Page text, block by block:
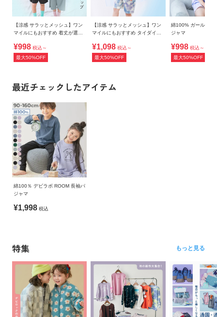
素材・サイズ等の品質に違いはございません。
・ご使用のパソコンやブラウザの環境により、実際の色とは
多少異なる場合がございます。
【涼感 サラッとメッシュ】ワン
マイルにもおすすめ 着丈が選べ
¥998 税込～
最大50%OFF
【涼感 サラッとメッシュ】ワン
マイルにもおすすめ タイダイパ
¥1,098 税込～
最大50%OFF
綿100% ガールズ
ジャマ
¥998 税込～
最大50%OFF
最近チェックしたアイテム
綿100％ デビラボ ROOM 長袖パ
ジャマ
¥1,998 税込
特集 もっと見る